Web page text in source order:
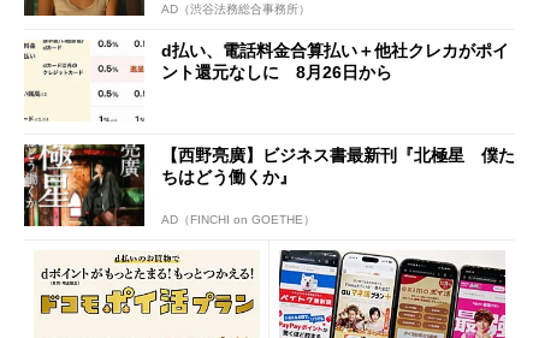
AD（渋谷法務総合事務所）
d払い、電話料金合算払い＋他社クレカがポイ
ント還元なしに 8月26日から
【西野亮廣】ビジネス書最新刊『北極星 僕た
ちはどう働くか』
AD（FINCHI on GOETHE）